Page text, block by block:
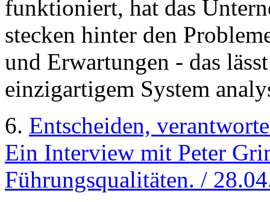
funktioniert, hat das
stecken hinter den
und Erwartungen - das
einzigartigem System
6. Entscheiden,
Ein Interview mit Peter
Führungsqualitäten. /